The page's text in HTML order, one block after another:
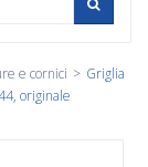
e cornici > Griglia
originale